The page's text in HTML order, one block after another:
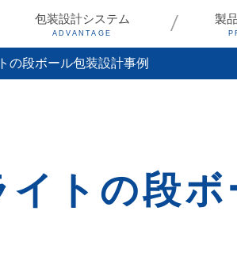
包装設計システム
ADVANTAGE
製
の段ボール包装設計事例
トの段ボ